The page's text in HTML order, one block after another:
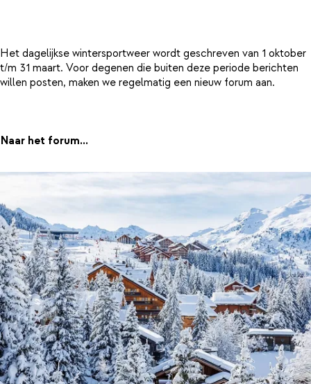
Het dagelijkse wintersportweer wordt geschreven van 1 oktober
t/m 31 maart. Voor degenen die buiten deze periode berichten
willen posten, maken we regelmatig een nieuw forum aan.
Naar het forum...